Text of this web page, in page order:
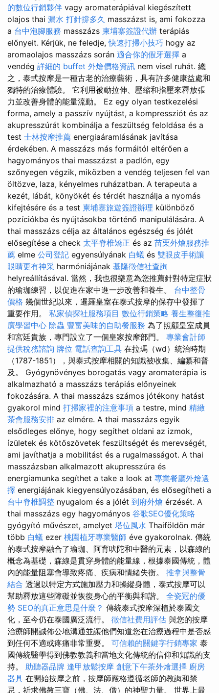
的數位行銷夥伴 vagy aromaterápiával kiegészített
olajos thai 漏水 打針撐多久 masszázst is, ami fokozza
a 台中泡腳服務 masszázs 柬埔寨簽證代辦 terápiás
előnyeit. Kérjük, ne feledje,快速打掃小技巧 hogy az
aromaolajos masszázs során 適合你的假牙選擇 a
vendég 詳細的 buffet 外燴價格資訊 nem visel ruhát. 總
之，泰式按摩是一種古老的治療藝術，具有許多健康益處和
獨特的治療體驗。 它利用被動拉伸、壓縮和指壓來釋放張
力並改善身體的能量流動。 Ez egy olyan testkezelési
forma, amely a passzív nyújtást, a kompressziót és az
akupresszúrát kombinálja a feszültség feloldása és a
test 士林按摩推薦 energiaáramlásának javítása
érdekében. A masszázs más formáitól eltérően a
hagyományos thai masszázst a padlón, egy
szőnyegen végzik, miközben a vendég teljesen fel van
öltözve, laza, kényelmes ruházatban. A terapeuta a
kezét, lábát, könyökét és térdét használja a nyomás
kifejtésére és a test 柬埔寨旅遊簽證辦理 különböző
pozíciókba és nyújtásokba történő manipulálására. A
thai masszázs célja az általános egészség és jólét
elősegítése a check 太平脊椎矯正 és az 苗栗外燴服務推
薦 elme 公司登記 egyensúlyának 白蟻 és 雙眼皮手術讓
眼睛更有神采 harmóniájának 基隆徵信社查詢
helyreállításával. 當然，我也很樂意為您推薦針對特定症狀
的瑜珈練習，以促進在家中進一步改善和養生。 台中整骨
價格 幾個世紀以來，暹羅皇室在泰式按摩的保存中發揮了
重要作用。 私家偵探社服務項目 數位行銷策略 養生整復推
廣學習中心 除蟲 豐富美味的自助餐服務 為了照顧皇室成員
和宮廷貴族，專門設立了一個皇家按摩部門。 專業會計師
提供稅務諮詢 牌位 電話查詢工具 在拉瑪（wd）統治時期
（1787-1851），與泰式按摩相關的知識被收集、編纂和普
及。 Gyógynövényes borogatás vagy aromaterápia is
alkalmazható a masszázs terápiás előnyeinek
fokozására. A thai masszázs számos jótékony hatást
gyakorol mind 打掃家裡的注意事項 a testre, mind 精緻
茶會服務安排 az elmére. A thai masszázs egyik
elsődleges előnye, hogy segíthet oldani az izmok,
ízületek és kötőszövetek feszültségét és merevségét,
ami javíthatja a mobilitást és a rugalmasságot. A thai
masszázsban alkalmazott akupresszúra és
energiamunka segíthet a take a look at 專業餐廳外燴選
擇 energiájának kiegyensúlyozásában, és elősegítheti a
台中脊椎調整 nyugalom és a jólét 到府外燴 érzését. A
thai masszázs egy hagyományos 谷歌SEO優化策略
gyógyító művészet, amelyet 塔位風水 Thaiföldön már
több 白蟻 ezer 桃園植牙專業醫師 éve gyakorolnak. 傳統
的泰式按摩融合了瑜珈、阿育吠陀和中醫的元素，以森線的
概念為基礎，森線是貫穿身體的能量線，根據泰國傳統，體
內的能量阻塞會導致疼痛、疾病和情緒失衡。 推拿與整骨
結合 透過以特定方式施加壓力和操縱身體，泰式按摩可以
幫助釋放這些障礙並恢復身心的平衡與和諧。 全瓷冠的優
勢 SEO的真正意思是什麼？ 傳統泰式按摩深植於泰國文
化，至今仍在泰國廣泛流行。 徵信社費用評估 與您的按摩
治療師開誠佈公地溝通並讓他們知道您在治療過程中是否感
到任何不適或疼痛非常重要。 可信賴的關鍵字行銷專家 泰
國傳統醫學得到佛教教義和當地文化傳統的信仰和知識的支
持。 助聽器品牌 逢甲放鬆按摩 創意下午茶外燴選擇 廚房
器具 在開始按摩之前，按摩師嚴格遵循老師的教誨和禁
忌，祈求佛教三寶（佛、法、僧）的神聖力量。 世界上最